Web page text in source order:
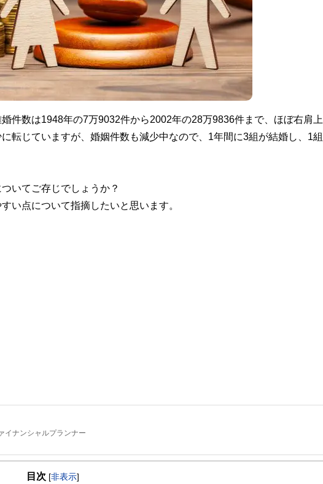
件数は1948年の7万9032件から2002年の28万9836件まで、ほぼ右肩上
転じていますが、婚姻件数も減少中なので、1年間に3組が結婚し、1組
いてご存じでしょうか？
い点について指摘したいと思います。
ナンシャルプランナー
で育つ。
目次 [非表示]